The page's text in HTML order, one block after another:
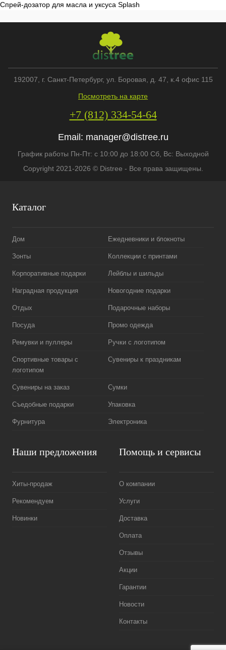
Спрей-дозатор для масла и уксуса Splash
Каталог
Дом Ежедневники и блокноты
Зонты Коллекции с принтами
Корпоративные подарки Лейблы и шильды
Наградная продукция Новогодние подарки
Отдых Подарочные наборы
Посуда Промо одежда
Ремувки и пуллеры Ручки с логотипом
Спортивные товары с
логотипом
Сувениры к праздникам
Сувениры на заказ Сумки
Съедобные подарки Упаковка
Фурнитура Электроника
Наши предложения
Хиты-продаж
Рекомендуем
Новинки
Помощь и сервисы
О компании
Услуги
Доставка
Оплата
Отзывы
Акции
Гарантии
Новости
Контакты
192007 , г. Санкт-Петербург, ул. Боровая, д. 47, к.4 офис 115
Посмотреть на карте
+7 (812) 334-54-64
Email: manager@distree.ru
График работы Пн-Пт: с 10:00 до 18:00 Сб, Вс: Выходной
Copyright 2021-2026 © Distree - Все права защищены.